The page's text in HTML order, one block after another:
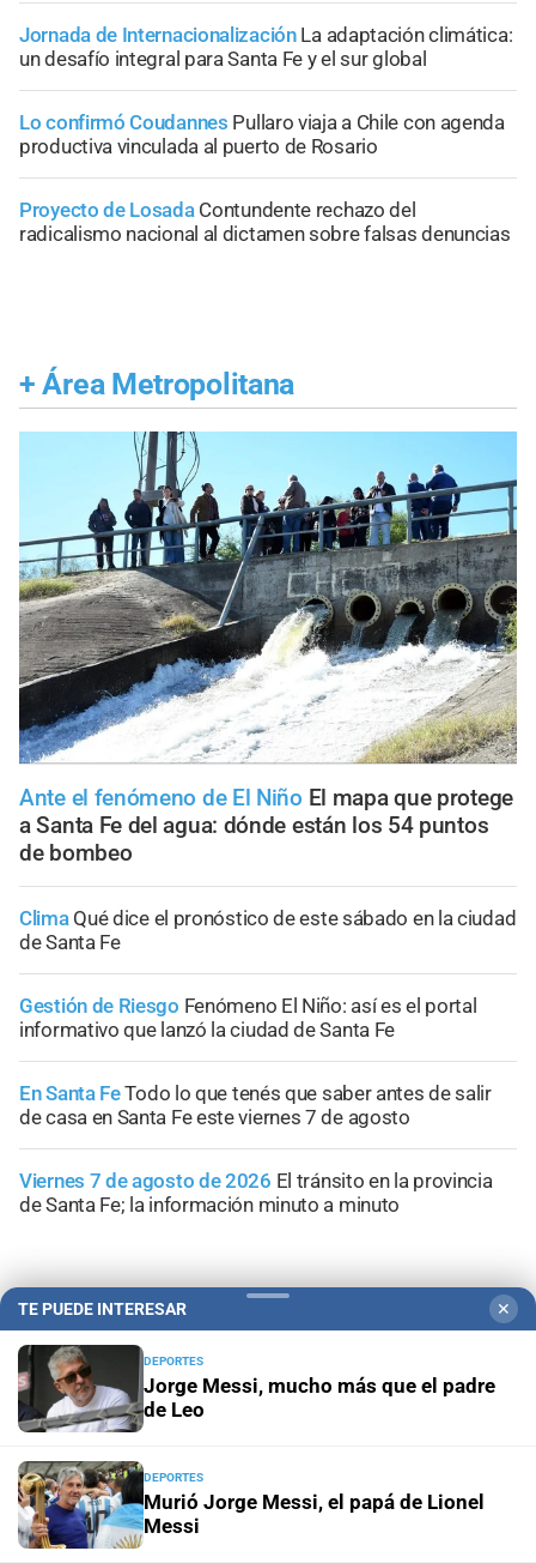
Jornada de Internacionalización La adaptación climática:
un desafío integral para Santa Fe y el sur global
Lo confirmó Coudannes Pullaro viaja a Chile con agenda
productiva vinculada al puerto de Rosario
Proyecto de Losada Contundente rechazo del
radicalismo nacional al dictamen sobre falsas denuncias
+ Área Metropolitana
Ante el fenómeno de El Niño El mapa que protege
a Santa Fe del agua: dónde están los 54 puntos
de bombeo
Clima Qué dice el pronóstico de este sábado en la ciudad
de Santa Fe
Gestión de Riesgo Fenómeno El Niño: así es el portal
informativo que lanzó la ciudad de Santa Fe
En Santa FeTodo lo que tenés que saber antes de salir
de casa en Santa Fe este viernes 7 de agosto
Viernes 7 de agosto de 2026 El tránsito en la provincia
de Santa Fe; la información minuto a minuto
+Sucesos
TE PUEDE INTERESAR ✕
DEPORTES
Jorge Messi, mucho más que el padre
de Leo
DEPORTES
Murió Jorge Messi, el papá de Lionel
Messi